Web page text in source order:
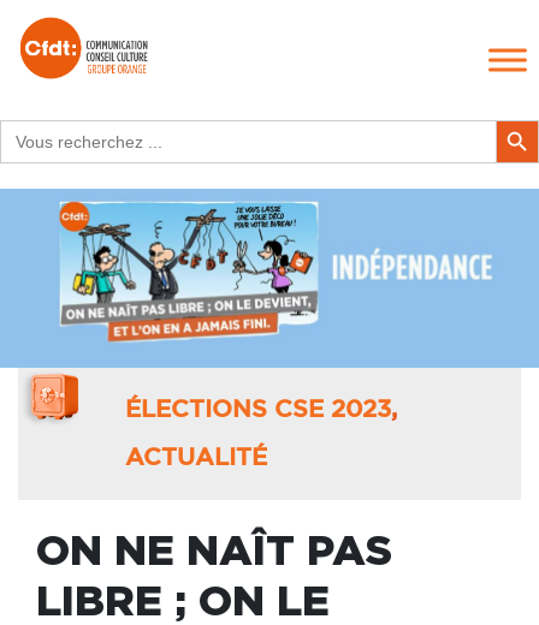
for:
Search
ÉLECTIONS CSE 2023,
ACTUALITÉ
ON NE NAÎT PAS
LIBRE ; ON LE